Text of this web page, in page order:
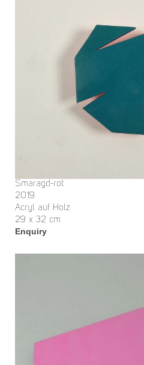
Smaragd-rot
2019
Acryl auf Holz
29 x 32 cm
Enquiry